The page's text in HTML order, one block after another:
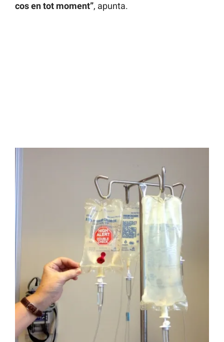
cos en tot moment”, apunta.